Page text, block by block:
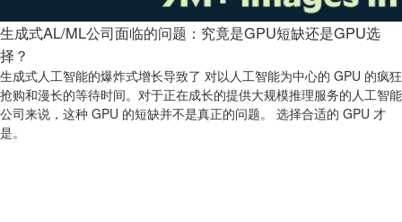
生成式AL/ML公司面临的问题：究竟是GPU短缺还是GPU选
择？
生成式人工智能的爆炸式增长导致了 对以人工智能为中心的 GPU 的疯狂
抢购和漫长的等待时间。对于正在成长的提供大规模推理服务的人工智能
公司来说，这种 GPU 的短缺并不是真正的问题。 选择合适的 GPU 才
是。